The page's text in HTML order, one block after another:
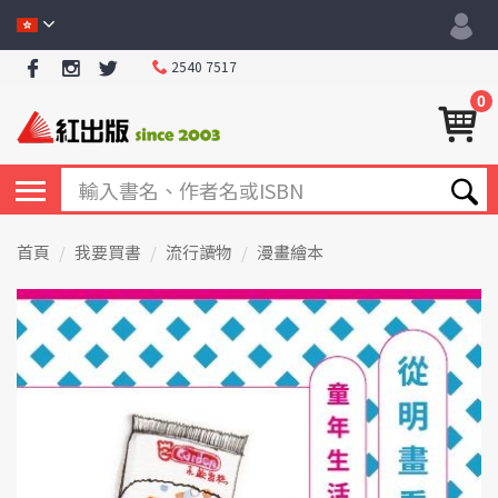
2540 7517
0
首頁 我要買書 流行讀物 漫畫繪本